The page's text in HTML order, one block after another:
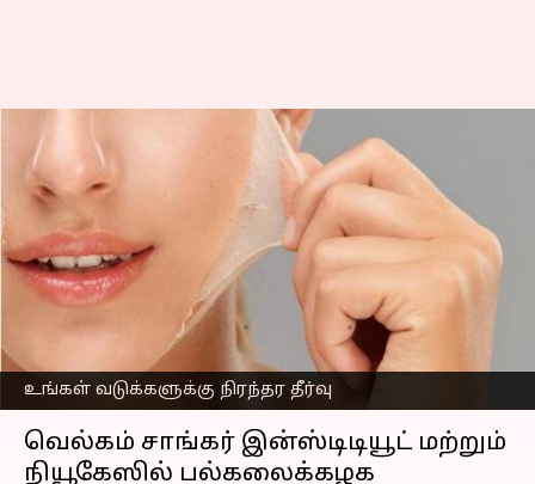
உங்கள் வடுக்களுக்கு நிரந்தர தீர்வு
மருத்துவ ஆராய்ச்சியில்
புரட்சி: உங்கள்
வடுக்களுக்கு நிரந்தர
தீர்வு, முதல் மனித தோல்
வரைபடம் தயார்
எழுதியவர் Venkatalakshmi V 07:48 pm
செய்தி முன்னோட்டம்
வெல்கம் சாங்கர் இன்ஸ்டிடியூட் மற்றும்
நியூகேஸில் பல்கலைக்கழக